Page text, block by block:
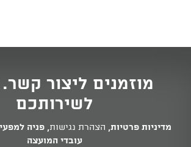
מוזמנים ליצור קשר.
לשירותכם
מדיניות פרטיות, הצהרת נגישות, פניה
עובדי המועצה